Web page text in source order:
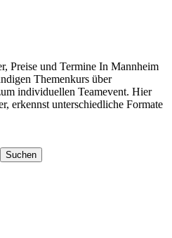
Preise und Termine In Mannheim
Themenkurs über
individuellen Teamevent. Hier
erkennst unterschiedliche Formate
Suchen